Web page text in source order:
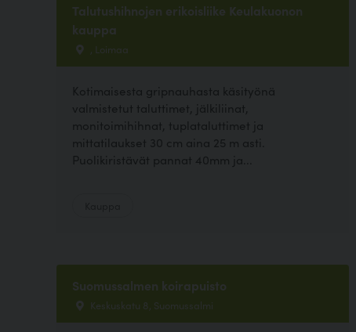
Talutushihnojen erikoisliike Keulakuonon
kauppa
, Loimaa
Kotimaisesta gripnauhasta käsityönä
valmistetut taluttimet, jälkiliinat,
monitoimihihnat, tuplataluttimet ja
mittatilaukset 30 cm aina 25 m asti.
Puolikiristävät pannat 40mm ja...
Suomussalmen koirapuisto
Keskuskatu 8, Suomussalmi